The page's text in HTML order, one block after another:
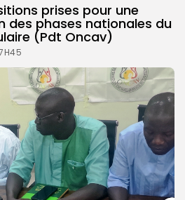
prises pour une
des phases nationales du
(Pdt Oncav)